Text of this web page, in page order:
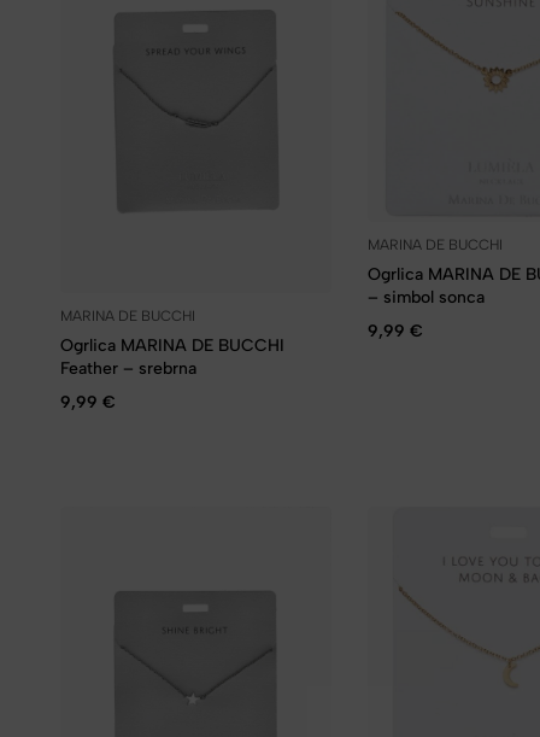
MARINA DE BUCCHI
Ogrlica MARINA DE BUCCHI
Feather – srebrna
9,99 €
MARINA DE BUCCHI
Ogrlica MARINA DE
– simbol sonca
9,99 €